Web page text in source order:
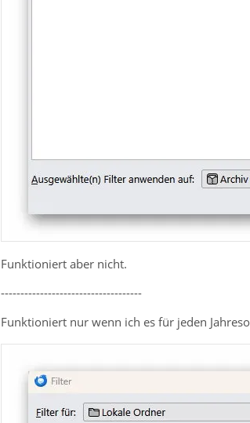
Funktioniert aber nicht.
------------------------------------
Funktioniert nur wenn ich es für jeden